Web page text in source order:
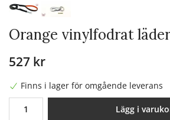
Orange vinylfodrat
527 kr
Finns i lager för omgående leverans
Lägg i